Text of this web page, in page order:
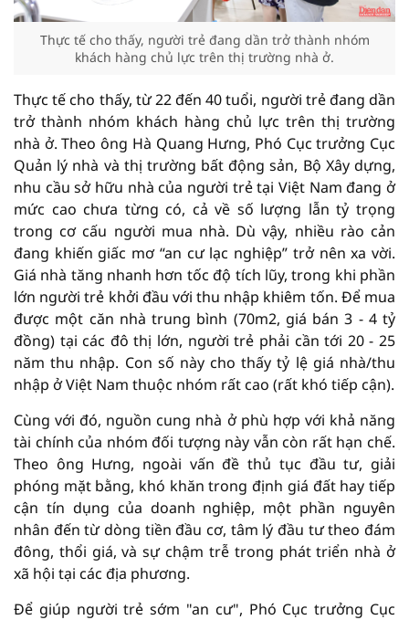
Thực tế cho thấy, người trẻ đang dần trở thành nhóm
khách hàng chủ lực trên thị trường nhà ở.
Thực tế cho thấy, từ 22 đến 40 tuổi, người trẻ đang dần
trở thành nhóm khách hàng chủ lực trên thị trường
nhà ở. Theo ông Hà Quang Hưng, Phó Cục trưởng Cục
Quản lý nhà và thị trường bất động sản, Bộ Xây dựng,
nhu cầu sở hữu nhà của người trẻ tại Việt Nam đang ở
mức cao chưa từng có, cả về số lượng lẫn tỷ trọng
trong cơ cấu người mua nhà. Dù vậy, nhiều rào cản
đang khiến giấc mơ “an cư lạc nghiệp” trở nên xa vời.
Giá nhà tăng nhanh hơn tốc độ tích lũy, trong khi phần
lớn người trẻ khởi đầu với thu nhập khiêm tốn. Để mua
được một căn nhà trung bình (70m2, giá bán 3 - 4 tỷ
đồng) tại các đô thị lớn, người trẻ phải cần tới 20 - 25
năm thu nhập. Con số này cho thấy tỷ lệ giá nhà/thu
nhập ở Việt Nam thuộc nhóm rất cao (rất khó tiếp cận).
Cùng với đó, nguồn cung nhà ở phù hợp với khả năng
tài chính của nhóm đối tượng này vẫn còn rất hạn chế.
Theo ông Hưng, ngoài vấn đề thủ tục đầu tư, giải
phóng mặt bằng, khó khăn trong định giá đất hay tiếp
cận tín dụng của doanh nghiệp, một phần nguyên
nhân đến từ dòng tiền đầu cơ, tâm lý đầu tư theo đám
đông, thổi giá, và sự chậm trễ trong phát triển nhà ở
xã hội tại các địa phương.
Để giúp người trẻ sớm "an cư", Phó Cục trưởng Cục